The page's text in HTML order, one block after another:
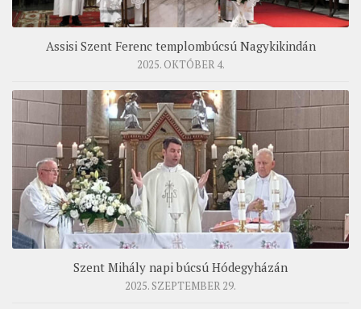
Assisi Szent Ferenc templombúcsú Nagykikindán
2025. OKTÓBER 4.
Szent Mihály napi búcsú Hódegyházán
2025. SZEPTEMBER 29.